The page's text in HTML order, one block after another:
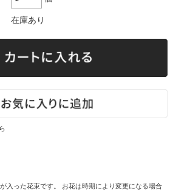
在庫あり
入った花束です。 お花は時期により変更になる場合